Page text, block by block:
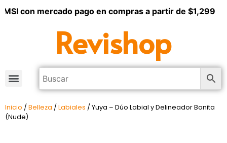
con mercado pago en compras a partir de $1,299
Revishop
Inicio / Belleza / Labiales / Yuya – Dúo Labial y Delineador Bonita
(Nude)